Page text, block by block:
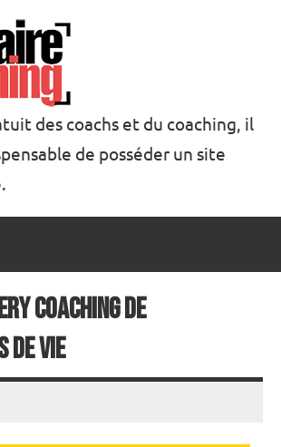
des coachs et du coaching, il
de posséder un site
coaching de
vie